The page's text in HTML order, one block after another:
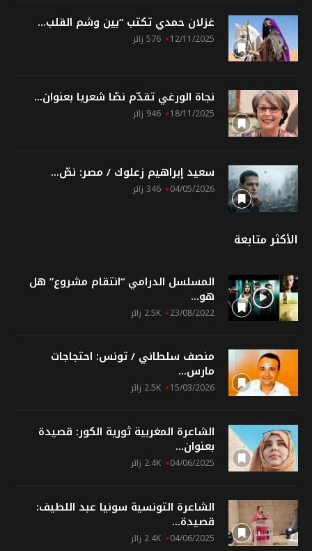
غزلان حمدي تكتب “بين وشم القلب...
12/11/2025 576 زائر
نجاة الورغي تقدّم نصّا شعريا بعنوان...
18/11/2025 946 زائر
سعيد إبراهيم زعلوك / مصر: نصّ...
04/05/2026 346 زائر
الأكثر متابعة
المسلسل الدرامي “انتقام مشروع” هل
هو...
23/08/2022 2.5K زائر
منصف سلطاني / تونس: احتجاجات
مارس...
15/03/2026 2.5K زائر
الشاعرة المغربية ثورية الكور: قصيدة
بعنوان...
04/06/2025 2.4K زائر
الشاعرة التونسية سونيا عبد اللطيف:
قصيدة...
04/06/2025 2.4K زائر